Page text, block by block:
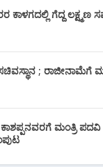
ಕಾಳಗದಲ್ಲಿ ಗೆದ್ದ
ಸಚಿವಸ್ಥಾನ ; ರಾಜೀನಾಮೆಗೆ
ಮಂತ್ರಿ